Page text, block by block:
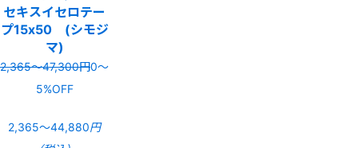
セキスイセロテー
プ15x50 (シモジ
マ)
2,365〜47,300円0〜
5%OFF
2,365〜44,880円